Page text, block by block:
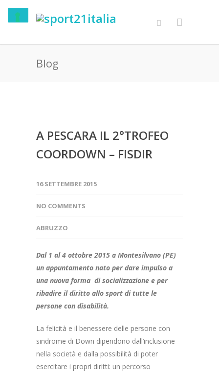
Blog
A PESCARA IL 2°TROFEO
COORDOWN – FISDIR
16 SETTEMBRE 2015
NO COMMENTS
ABRUZZO
Dal 1 al 4 ottobre 2015 a Montesilvano (PE)
un appuntamento nato per dare impulso a
una nuova forma di socializzazione e per
ribadire il diritto allo sport di tutte le
persone con disabilità.
La felicità e il benessere delle persone con
sindrome di Down dipendono dall’inclusione
nella società e dalla possibilità di poter
esercitare i propri diritti: un percorso